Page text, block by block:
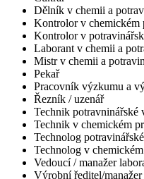
Dělník v chemii a
Kontrolor v chemickém
Kontrolor v
Laborant v chemii a
Mistr v chemii a
Pekař
Pracovník výzkumu a
Řezník / uzenář
Technik potravninářské
Technik v chemickém
Technolog
Technolog v
Vedoucí / manažer
Výrobní ředitel/